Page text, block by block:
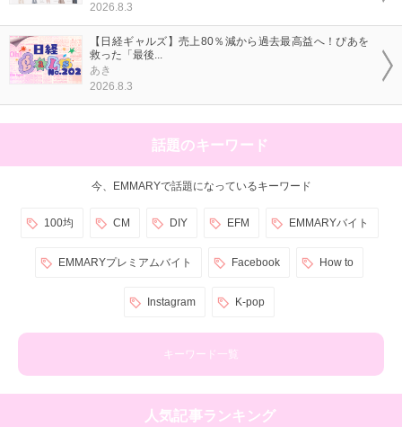
2026.8.3
【日経ギャルズ】売上80％減から過去最高益へ！ぴあを
救った「最後...
あき
2026.8.3
話題のキーワード
今、EMMARYで話題になっているキーワード
100均 CM DIY EFM EMMARYバイト
EMMARYプレミアムバイト Facebook How to
Instagram K-pop
キーワード一覧
人気記事ランキング